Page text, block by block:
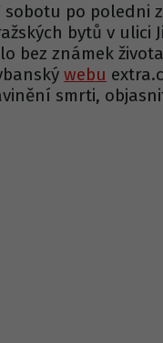
sobotu po poledni
bytů v ulici
bez známek
webu
smrti,